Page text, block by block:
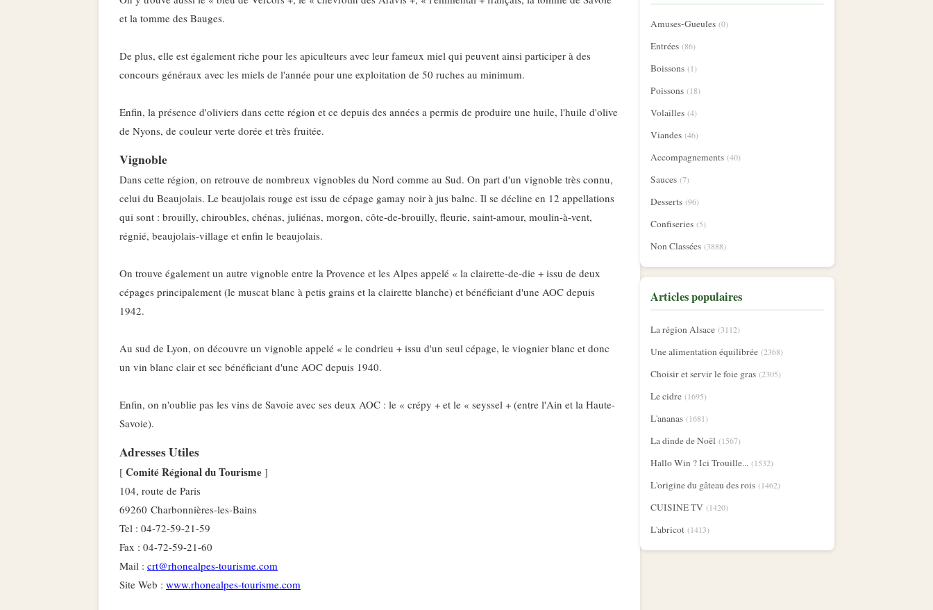
et la tomme des Bauges.
De plus, elle est également riche pour les apiculteurs avec leur fameux miel qui peuvent ainsi participer à des
concours généraux avec les miels de l'année pour une exploitation de 50 ruches au minimum.
Enfin, la présence d'oliviers dans cette région et ce depuis des années a permis de produire une huile, l'huile d'olive
de Nyons, de couleur verte dorée et très fruitée.
Vignoble
Dans cette région, on retrouve de nombreux vignobles du Nord comme au Sud. On part d'un vignoble très connu,
celui du Beaujolais. Le beaujolais rouge est issu de cépage gamay noir à jus balnc. Il se décline en 12 appellations
qui sont : brouilly, chiroubles, chénas, juliénas, morgon, côte-de-brouilly, fleurie, saint-amour, moulin-à-vent,
régnié, beaujolais-village et enfin le beaujolais.
On trouve également un autre vignoble entre la Provence et les Alpes appelé « la clairette-de-die + issu de deux
cépages principalement (le muscat blanc à petis grains et la clairette blanche) et bénéficiant d'une AOC depuis
1942.
Au sud de Lyon, on découvre un vignoble appelé « le condrieu + issu d'un seul cépage, le viognier blanc et donc
un vin blanc clair et sec bénéficiant d'une AOC depuis 1940.
Enfin, on n'oublie pas les vins de Savoie avec ses deux AOC : le « crépy + et le « seyssel + (entre l'Ain et la Haute-
Savoie).
Adresses Utiles
[ Comité Régional du Tourisme ]
104, route de Paris
69260 Charbonnières-les-Bains
Tel : 04-72-59-21-59
Fax : 04-72-59-21-60
Mail : crt@rhonealpes-tourisme.com
Site Web : www.rhonealpes-tourisme.com
Amuses-Gueules (0)
Entrées (86)
Boissons (1)
Poissons (18)
Volailles (4)
Viandes (46)
Accompagnements (40)
Sauces (7)
Desserts (96)
Confiseries (5)
Non Classées (3888)
Articles populaires
La région Alsace (3112)
Une alimentation équilibrée (2368)
Choisir et servir le foie gras (2305)
Le cidre (1695)
L'ananas (1681)
La dinde de Noël (1567)
Hallo Win ? Ici Trouille... (1532)
L'origine du gâteau des rois (1462)
CUISINE TV (1420)
L'abricot (1413)